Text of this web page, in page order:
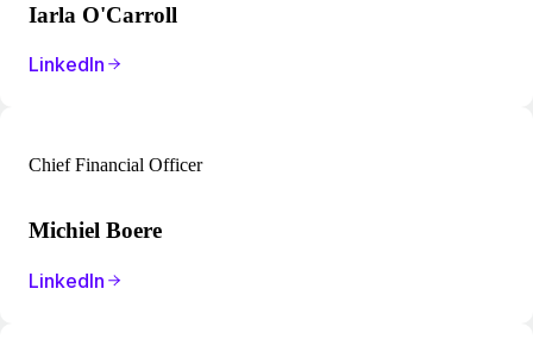
Iarla O'Carroll
LinkedIn
Chief Financial Officer
Michiel Boere
LinkedIn